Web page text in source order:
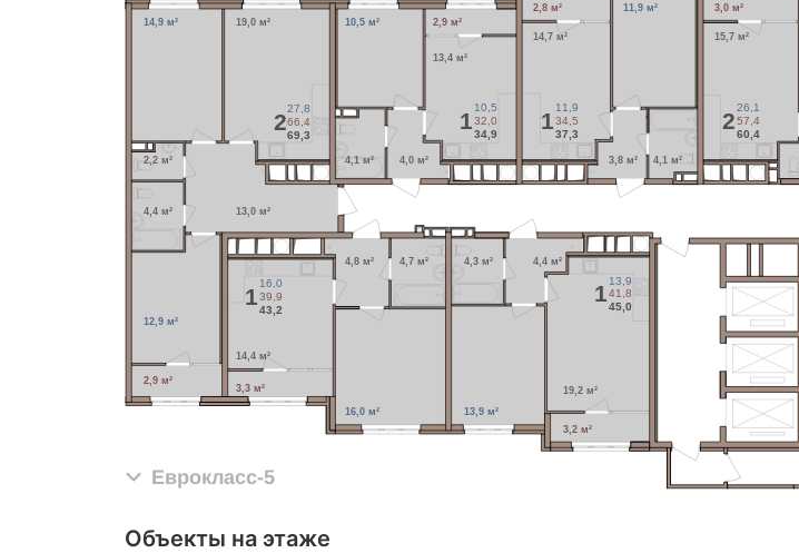
4,4 м²
3,2 м²
4,3 м²
13,9 м²
19,2 м²
4,1 м²
4,1 м²
2,8 м² 3,0 м²
4,0 м²
12,9 м²
2,9 м²
13,0 м²
15,7 м²
3,8 м²
14,7 м²
11,9 м²
10,5 м²
13,4 м²
2,9 м²
14,9 м² 19,0 м²
4,7 м²
14,4 м²
16,0 м²
4,8 м²
3,3 м²
2,2 м²
4,4 м²
227,8
66,4
69,3
1 10,5
32,0
34,9
1 11,9
34,5
37,3
226,1
57,4
60,4
1 13,9
41,8
45,0
1 16,0
39,9
43,2
Еврокласс-5
Объекты на этаже